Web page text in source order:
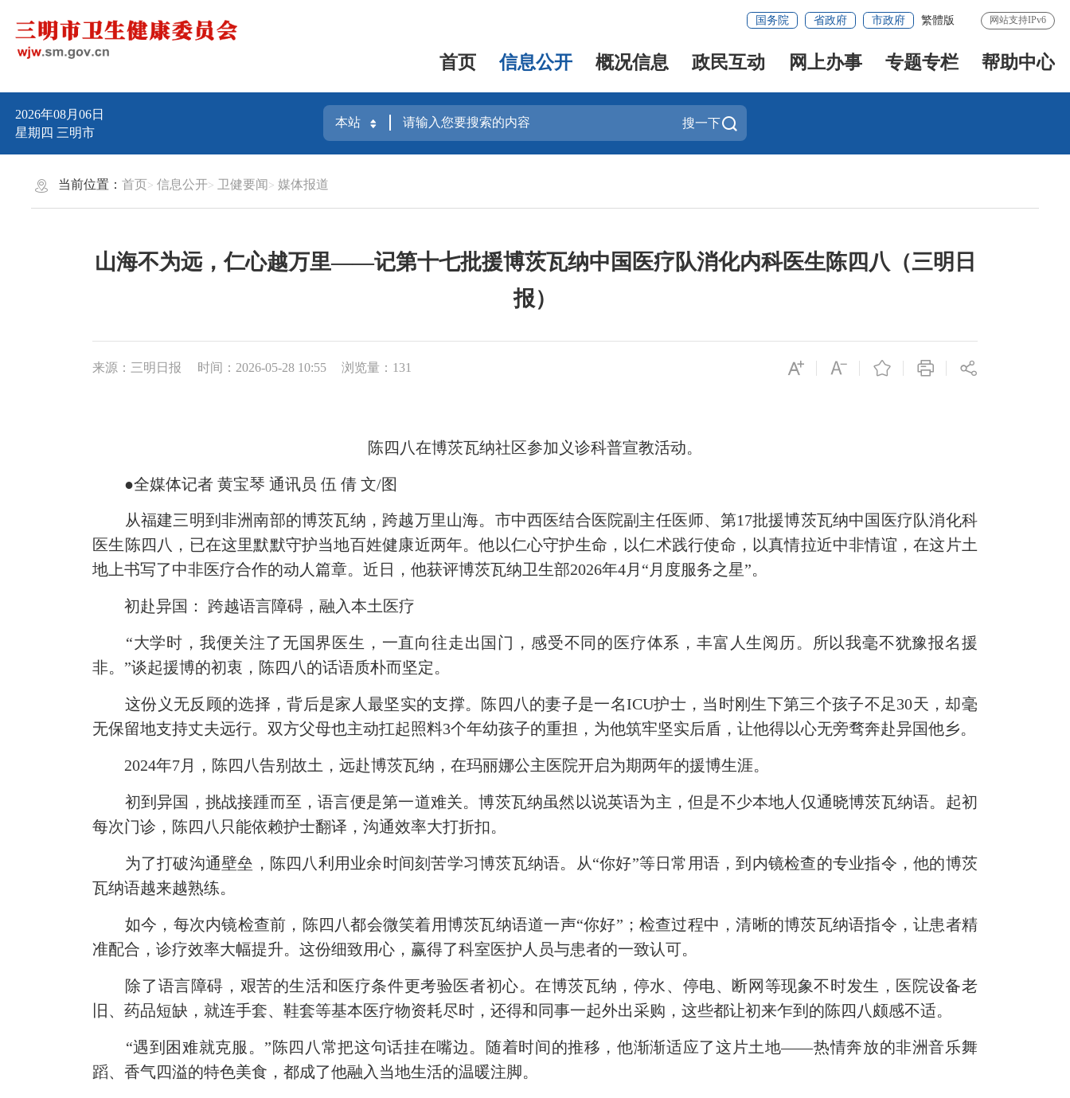
国务院 省政府 市政府 繁體版 网站支持IPv6
首页 信息公开 概况信息 政民互动 网上办事 专题专栏 帮助中心
2026年08月06日
星期四 三明市
搜一下
当前位置：首页 信息公开 卫健要闻 媒体报道
山海不为远，仁心越万里——记第十七批援博茨瓦纳中国医疗队消化内科医生陈四八（三明日
报）
来源：三明日报 时间：2026-05-28 10:55 浏览量：131
陈四八在博茨瓦纳社区参加义诊科普宣教活动。
●全媒体记者 黄宝琴 通讯员 伍 倩 文/图
从福建三明到非洲南部的博茨瓦纳，跨越万里山海。市中西医结合医院副主任医师、第17批援博茨瓦纳中国医疗队消化科
医生陈四八，已在这里默默守护当地百姓健康近两年。他以仁心守护生命，以仁术践行使命，以真情拉近中非情谊，在这片土
地上书写了中非医疗合作的动人篇章。近日，他获评博茨瓦纳卫生部2026年4月“月度服务之星”。
初赴异国： 跨越语言障碍，融入本土医疗
“大学时，我便关注了无国界医生，一直向往走出国门，感受不同的医疗体系，丰富人生阅历。所以我毫不犹豫报名援
非。”谈起援博的初衷，陈四八的话语质朴而坚定。
这份义无反顾的选择，背后是家人最坚实的支撑。陈四八的妻子是一名ICU护士，当时刚生下第三个孩子不足30天，却毫
无保留地支持丈夫远行。双方父母也主动扛起照料3个年幼孩子的重担，为他筑牢坚实后盾，让他得以心无旁骛奔赴异国他乡。
2024年7月，陈四八告别故土，远赴博茨瓦纳，在玛丽娜公主医院开启为期两年的援博生涯。
初到异国，挑战接踵而至，语言便是第一道难关。博茨瓦纳虽然以说英语为主，但是不少本地人仅通晓博茨瓦纳语。起初
每次门诊，陈四八只能依赖护士翻译，沟通效率大打折扣。
为了打破沟通壁垒，陈四八利用业余时间刻苦学习博茨瓦纳语。从“你好”等日常用语，到内镜检查的专业指令，他的博茨
瓦纳语越来越熟练。
如今，每次内镜检查前，陈四八都会微笑着用博茨瓦纳语道一声“你好”；检查过程中，清晰的博茨瓦纳语指令，让患者精
准配合，诊疗效率大幅提升。这份细致用心，赢得了科室医护人员与患者的一致认可。
除了语言障碍，艰苦的生活和医疗条件更考验医者初心。在博茨瓦纳，停水、停电、断网等现象不时发生，医院设备老
旧、药品短缺，就连手套、鞋套等基本医疗物资耗尽时，还得和同事一起外出采购，这些都让初来乍到的陈四八颇感不适。
“遇到困难就克服。”陈四八常把这句话挂在嘴边。随着时间的推移，他渐渐适应了这片土地——热情奔放的非洲音乐舞
蹈、香气四溢的特色美食，都成了他融入当地生活的温暖注脚。